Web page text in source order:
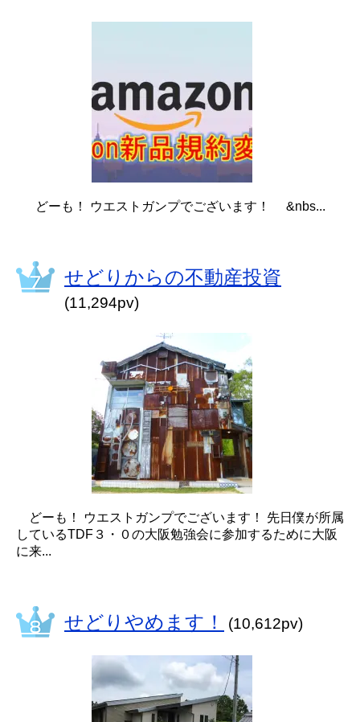
どーも！ ウエストガンプでございます！ &nbs...
せどりからの不動産投資
(11,294pv)
どーも！ ウエストガンプでございます！ 先日僕が所属
しているTDF３・０の大阪勉強会に参加するために大阪
に来...
せどりやめます！ (10,612pv)